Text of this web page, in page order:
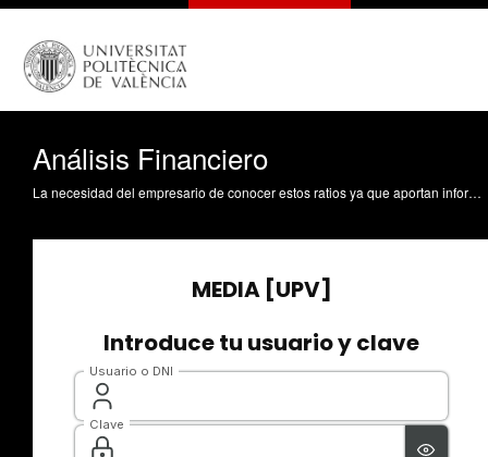
Análisis Financiero
La necesidad del empresario de conocer estos ratios ya que aportan información que le puede ayudar a la hora de tomar decisiones, pero nunca debe tomar las decisiones teniendo en cuenta sólo esta información, ya que es estática y aporta información de un momento determinado. Es interesante realizar un estudio de la evolución que han tenido, también realizar una previsión futura y compararlo con los datos que ofrece el sector y el entorno. Santandreu Mascarell, C. (2010). Análisis Financiero. https://riunet.upv.es/handle/10251/8177